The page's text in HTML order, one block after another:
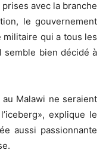
avec la branche
le gouvernement
militaire qui a tous les
semble bien décidé à
Malawi ne seraient
explique le
aussi passionnante